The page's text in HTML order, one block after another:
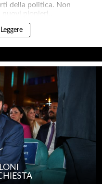
della politica. Non
pionieri..